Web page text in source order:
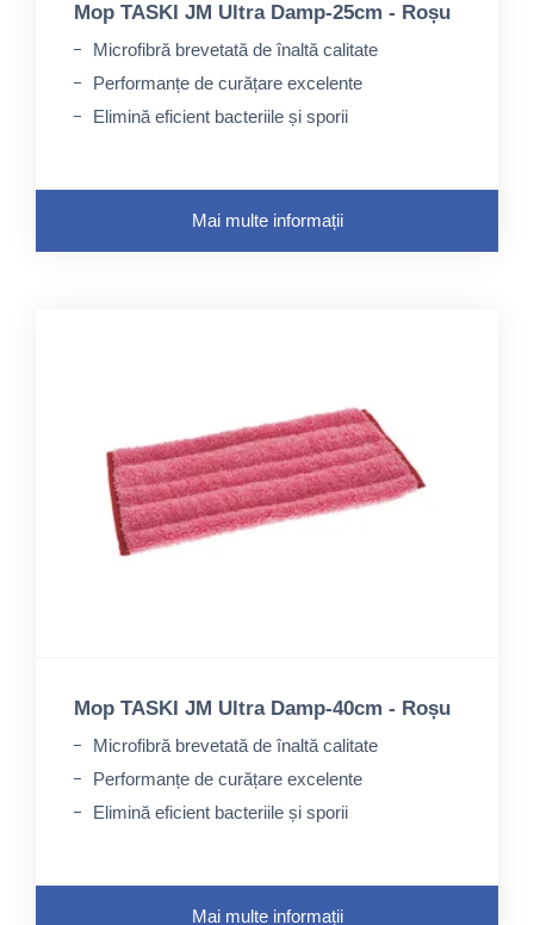
Mop TASKI JM Ultra Damp-25cm - Roșu
Microfibră brevetată de înaltă calitate
Performanțe de curățare excelente
Elimină eficient bacteriile și sporii
Mai multe informații
Mop TASKI JM Ultra Damp-40cm - Roșu
Microfibră brevetată de înaltă calitate
Performanțe de curățare excelente
Elimină eficient bacteriile și sporii
Mai multe informații